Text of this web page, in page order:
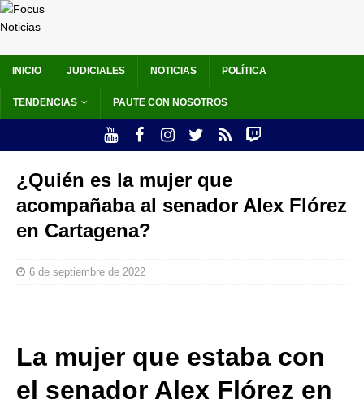
INICIO JUDICIALES NOTICIAS POLÍTICA
TENDENCIAS PAUTE CON NOSOTROS
¿Quién es la mujer que
acompañaba al senador Alex Flórez
en Cartagena?
6 de septiembre de 2022
La mujer que estaba con
el senador Alex Flórez en